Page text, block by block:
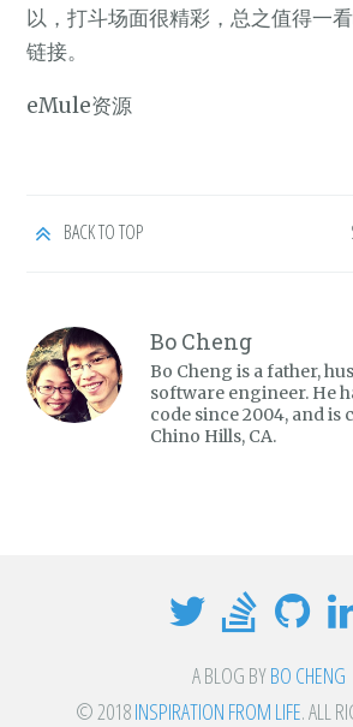
以，打斗场面很精彩，总之值得一
链接。
eMule资源
BACK TO TOP
Bo Cheng
Bo Cheng is a father,
software engineer. He
code since 2004, and
Chino Hills, CA.
A BLOG BYBO CHENG
© 2018INSPIRATION FROM LIFE. ALL